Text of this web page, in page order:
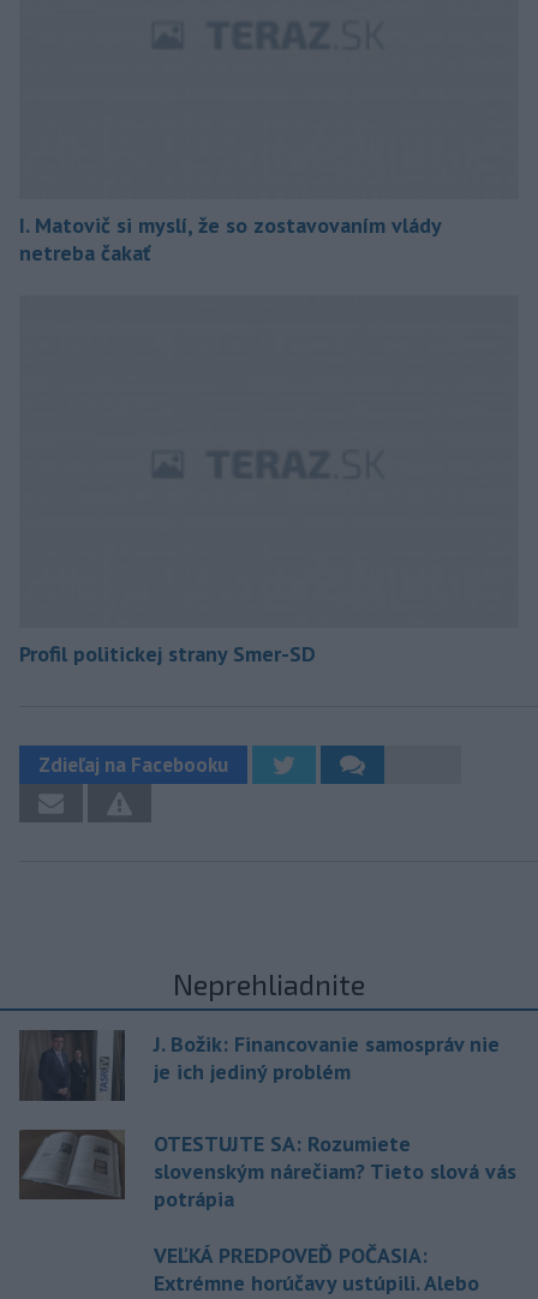
I. Matovič si myslí, že so zostavovaním vlády
netreba čakať
Profil politickej strany Smer-SD
Zdieľaj na Facebooku
Neprehliadnite
J. Božik: Financovanie samospráv nie
je ich jediný problém
OTESTUJTE SA: Rozumiete
slovenským nárečiam? Tieto slová vás
potrápia
VEĽKÁ PREDPOVEĎ POČASIA:
Extrémne horúčavy ustúpili. Alebo